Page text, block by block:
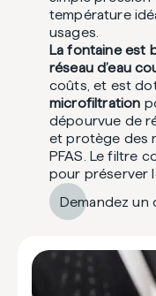
température
usages.
La fontaine est
réseau d’eau
coûts, et est
microfiltration
dépourvue de
et protège des
PFAS. Le filtre
pour préserver
Demandez un